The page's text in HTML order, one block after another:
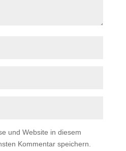
und Website in diesem
Kommentar speichern.